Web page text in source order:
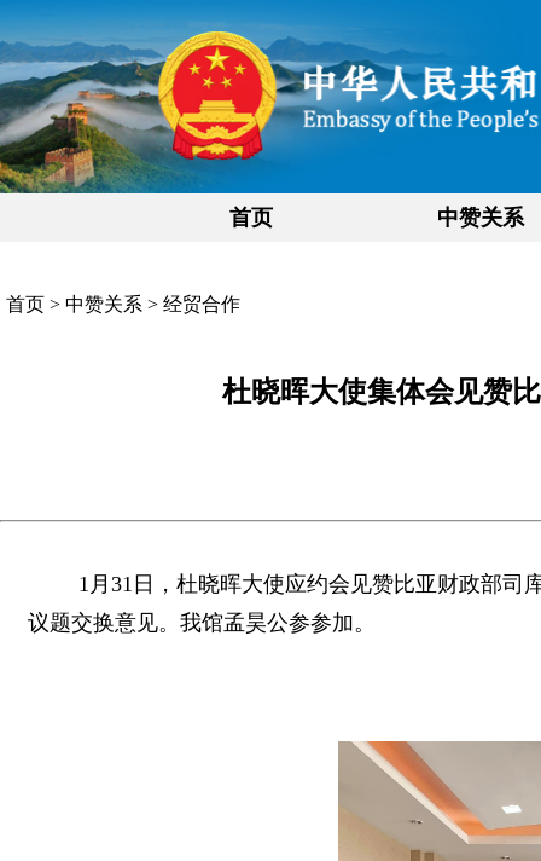
首页 中赞关系
首页 > 中赞关系 > 经贸合作
杜晓晖大使集体会见赞
1月31日，杜晓晖大使应约会见赞比亚财政部
议题交换意见。我馆孟昊公参参加。